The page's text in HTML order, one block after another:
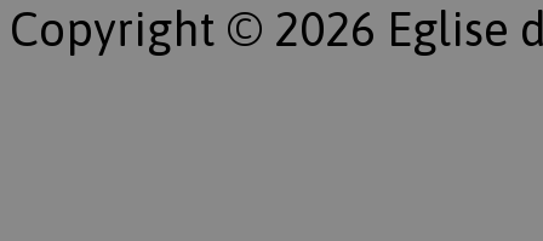
Copyright © 2026 Eglise